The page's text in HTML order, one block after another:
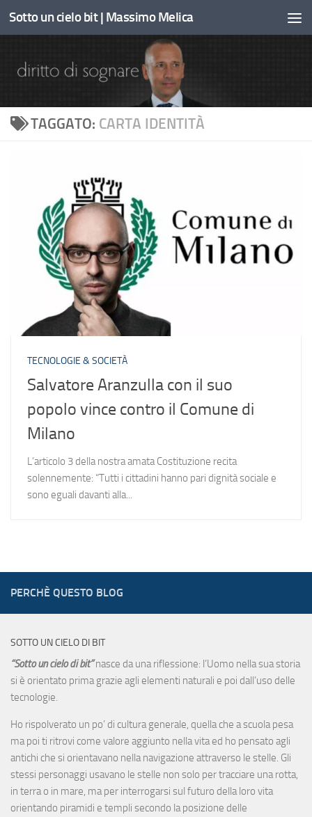
Sotto il contenuto
Sotto un cielo bit | Massimo Melica
TAGGATO: CARTA IDENTITÀ
TECNOLOGIE & SOCIETÀ
Salvatore Aranzulla con il suo
popolo vince contro il Comune di
Milano
L’articolo 3 della nostra amata Costituzione recita
solennemente: “Tutti i cittadini hanno pari dignità sociale e
sono eguali davanti alla...
PERCHÈ QUESTO BLOG
SOTTO UN CIELO DI BIT
“Sotto un cielo di bit”nasce da una riflessione: l’Uomo nella sua storia
si è orientato prima grazie agli elementi naturali e poi dall’uso delle
tecnologie.
Ho rispolverato un po’ di cultura generale, quella che a scuola pesa
ma poi ti ritrovi come valore aggiunto nella vita ed ho pensato agli
antichi che si orientavano nella navigazione attraverso le stelle. Gli
stessi personaggi usavano le stelle non solo per tracciare una rotta,
in terra o in mare, ma per interrogarsi sul futuro della loro vita
orientando piramidi e templi secondo la posizione delle